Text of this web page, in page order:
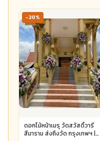
-20%
ดอกไม้หน้าเมรุ วัดสวัสดิ์วารี
สีมาราม ส่งถึงวัด กรุงเทพฯ |